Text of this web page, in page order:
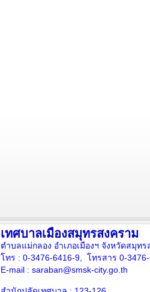
เทศบาลเมืองสมุทรสงคราม
ตำบลแม่กลอง อำเภอเมืองฯ จังหวัดสมุท
โทร : 0-3476-6416-9, โทรสาร 0-
E-mail : saraban@smsk-city.go.th